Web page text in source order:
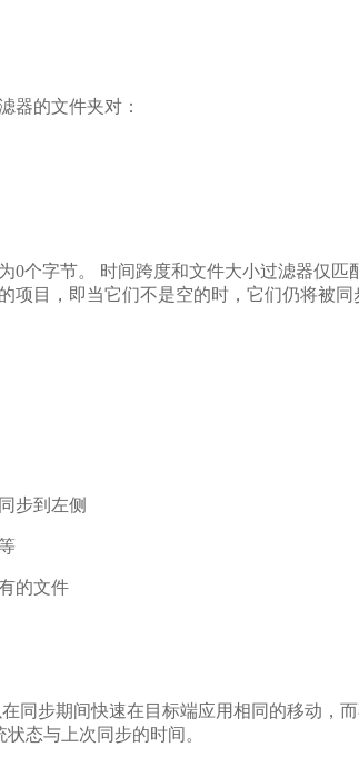
器的文件夹对：
0个字节。 时间跨度和文件大小过滤器仅
项目，即当它们不是空的时，它们仍将被同
步到左侧
的文件
同步期间快速在目标端应用相同的移动，
态与上次同步的时间。